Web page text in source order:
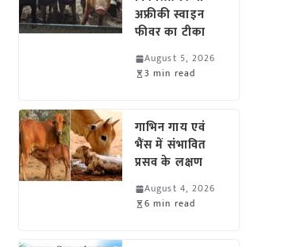
अफ्रीकी स्वाइन
फीवर का टीका
August 5, 2026
3 min read
गाभिन गाय एवं
भैंस में संभावित
प्रसव के लक्षण
August 4, 2026
6 min read